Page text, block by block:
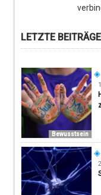
LETZTE BEITRÄGE
Bewusstsein